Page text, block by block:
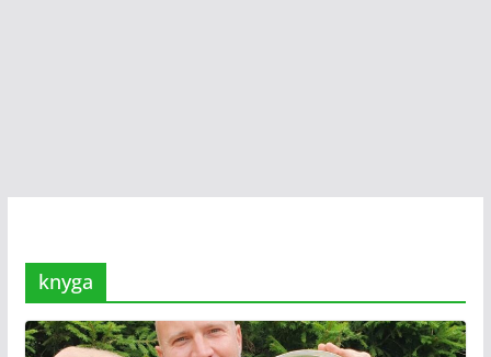
knyga